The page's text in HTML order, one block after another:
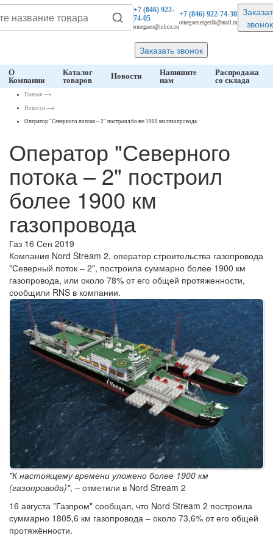
+7 (846)922-
74-05
omegaen@inbox.ru
+7 (846)922-74-30
omegaenergetik@mail.ru
звонок
Заказать звонок
О
Компании
Каталог
товаров
Новости
Напишите
нам
Распродажа
со склада
Главная ⟶
Новости ⟶
Оператор "Северного потока – 2" построил более 1900 км газопровода
Оператор "Северного
потока – 2" построил
более 1900 км
газопровода
Газ 16 Сен 2019
Компания Nord Stream 2, оператор строительства газопровода
"Северный поток – 2", построила суммарно более 1900 км
газопровода, или около 78% от его общей протяженности,
сообщили RNS в компании.
"К настоящему времени уложено более 1900 км
(газопровода)", – отметили в Nord Stream 2
16 августа "Газпром" сообщал, что Nord Stream 2 построила
суммарно 1805,6 км газопровода – около 73,6% от его общей
протяжённости.